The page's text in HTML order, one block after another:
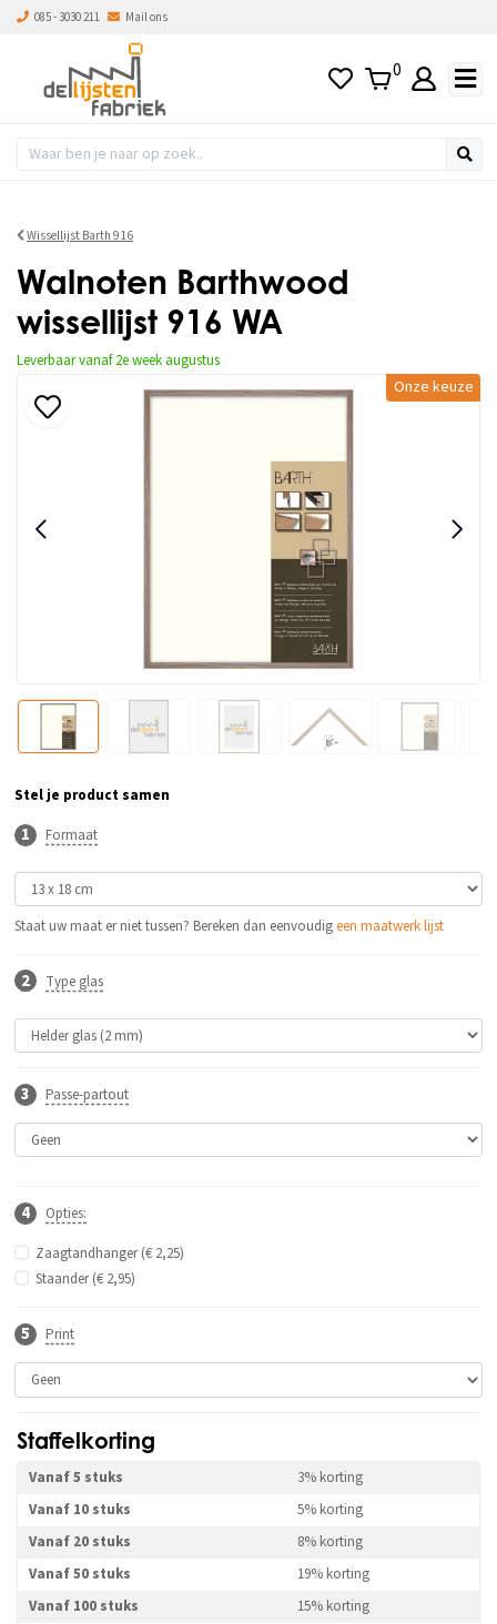
085 - 3030 211 Mail ons
0
Wissellijst Barth 916
Walnoten Barthwood
wissellijst 916 WA
Onze keuze
Stel je product samen
Formaat
Staat uw maat er niet tussen? Bereken dan eenvoudigeen maatwerk lijst
Type glas
Passe-partout
Opties:
Zaagtandhanger (€ 2,25)
Staander (€ 2,95)
Print
Staffelkorting
Vanaf 5 stuks
3% korting
Vanaf 10 stuks
5% korting
Vanaf 20 stuks
8% korting
Vanaf 50 stuks
19% korting
Vanaf 100 stuks
15% korting
Leverbaar vanaf 2e week augustus